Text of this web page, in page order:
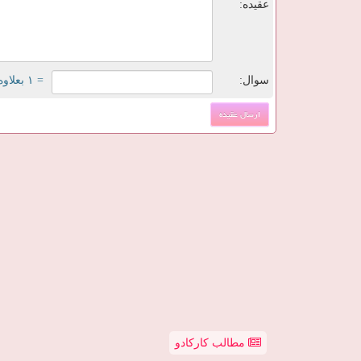
عقیده:
سوال: = ۱ بعلاوه ۵
مطالب کارکادو